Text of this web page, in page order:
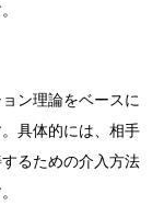
ン理論をベースに
具体的には、相手
るための介入方法